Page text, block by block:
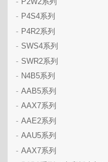
- P2W2系列
- P4S4系列
- P4R2系列
- SWS4系列
- SWR2系列
- N4B5系列
- AAB5系列
- AAX7系列
- AAE2系列
- AAU5系列
- AAX7系列